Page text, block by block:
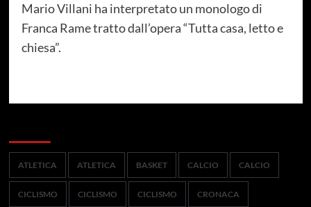
Mario Villani ha interpretato un monologo di
Franca Rame tratto dall’opera “Tutta casa, letto e
chiesa”.
ATLETICA ATLETICA BASKET CALCIO CALCIO
CICLISMO CICLISMO CICLISMO CRONACA